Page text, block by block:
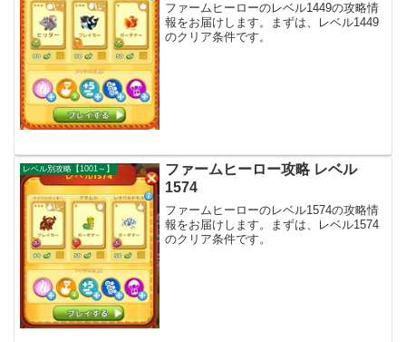
ファームヒーローのレベル1449の攻略情
報をお届けします。まずは、レベル1449
のクリア条件です。
レベル別攻略【1001～】
ファームヒーロー攻略 レベル
1574
ファームヒーローのレベル1574の攻略情
報をお届けします。まずは、レベル1574
のクリア条件です。